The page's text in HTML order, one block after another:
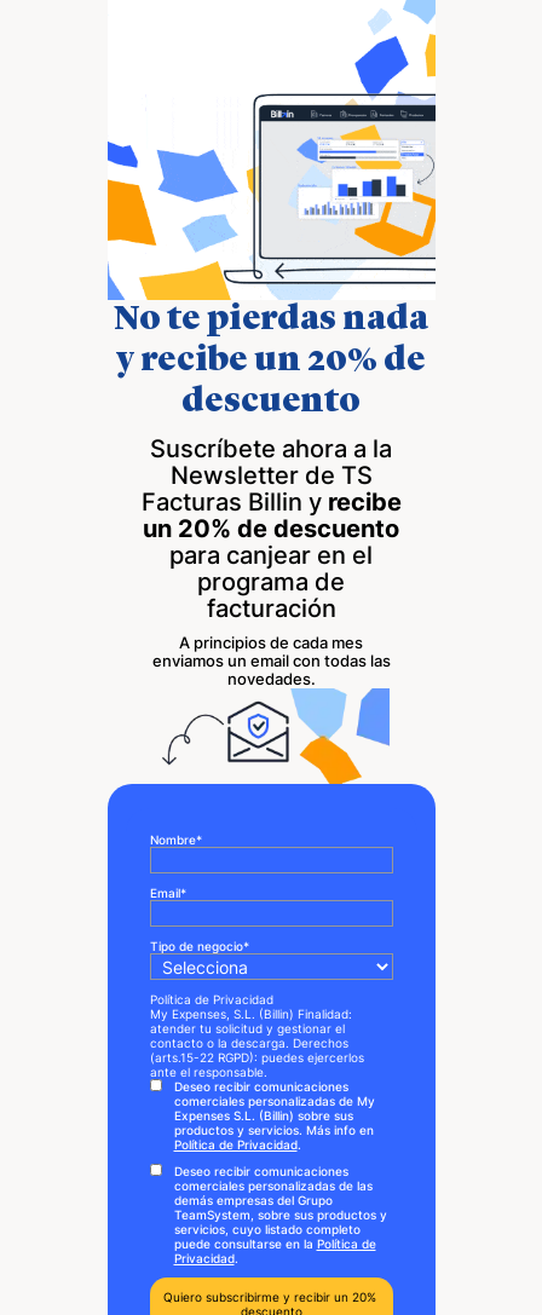
No te pierdas nada
y recibe un 20% de
descuento
Suscríbete ahora a la
Newsletter de TS
Facturas Billin y recibe
un 20% de descuento
para canjear en el
programa de
facturación
A principios de cada mes
enviamos un email con todas las
novedades.
Nombre*
Email*
Tipo de negocio*
Política de Privacidad
My Expenses, S.L. (Billin) Finalidad:
atender tu solicitud y gestionar el
contacto o la descarga. Derechos
(arts.15-22 RGPD): puedes ejercerlos
ante el responsable.
Deseo recibir comunicaciones
comerciales personalizadas de My
Expenses S.L. (Billin) sobre sus
productos y servicios. Más info en
Política de Privacidad.
Deseo recibir comunicaciones
comerciales personalizadas de las
demás empresas del Grupo
TeamSystem, sobre sus productos y
servicios, cuyo listado completo
puede consultarse en la Política de
Privacidad.